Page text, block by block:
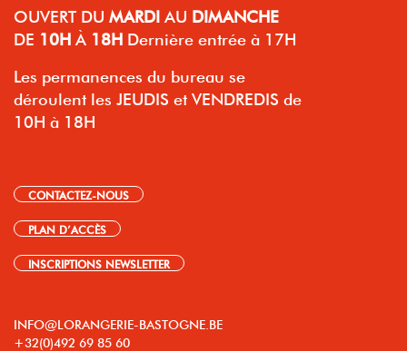
OUVERT DU MARDI AU DIMANCHE
DE 10H À 18H Dernière entrée à 17H
Les permanences du bureau se
déroulent les JEUDIS et VENDREDIS de
10H à 18H
CONTACTEZ-NOUS
PLAN D’ACCÈS
INSCRIPTIONS NEWSLETTER
INFO@LORANGERIE-BASTOGNE.BE
+32(0)492 69 85 60